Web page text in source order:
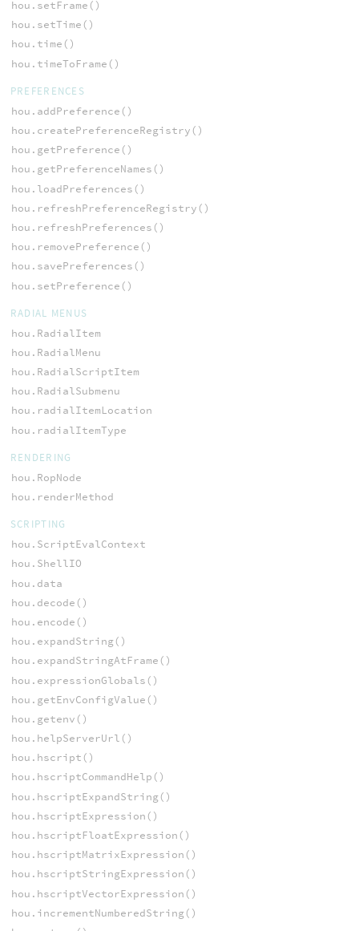
hou.setFrame()
hou.setTime()
hou.time()
hou.timeToFrame()
PREFERENCES
hou.addPreference()
hou.createPreferenceRegistry()
hou.getPreference()
hou.getPreferenceNames()
hou.loadPreferences()
hou.refreshPreferenceRegistry()
hou.refreshPreferences()
hou.removePreference()
hou.savePreferences()
hou.setPreference()
RADIAL MENUS
hou.RadialItem
hou.RadialMenu
hou.RadialScriptItem
hou.RadialSubmenu
hou.radialItemLocation
hou.radialItemType
RENDERING
hou.RopNode
hou.renderMethod
SCRIPTING
hou.ScriptEvalContext
hou.ShellIO
hou.data
hou.decode()
hou.encode()
hou.expandString()
hou.expandStringAtFrame()
hou.expressionGlobals()
hou.getEnvConfigValue()
hou.getenv()
hou.helpServerUrl()
hou.hscript()
hou.hscriptCommandHelp()
hou.hscriptExpandString()
hou.hscriptExpression()
hou.hscriptFloatExpression()
hou.hscriptMatrixExpression()
hou.hscriptStringExpression()
hou.hscriptVectorExpression()
hou.incrementNumberedString()